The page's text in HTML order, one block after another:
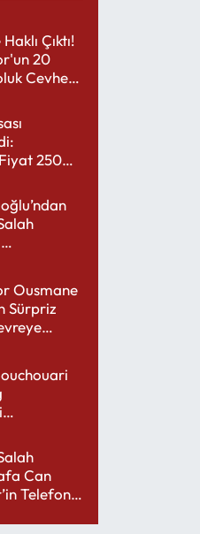
Çıktı!
20
Cevheri
250
Ousmane
Sürpriz
Can
Telefon